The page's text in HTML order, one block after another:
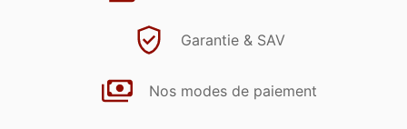
Garantie & SAV
Nos modes de paiement